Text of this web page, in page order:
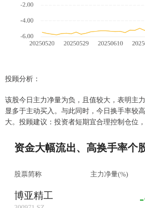
投顾分析：
该股今日主力净量为负，且值较大，表明主
显多于主动买入。与此同时，今日换手率较
大。投顾建议：投资者短期宜合理控制仓位，